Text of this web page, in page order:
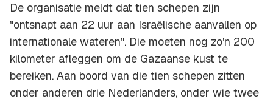
De organisatie meldt dat tien schepen zijn
"ontsnapt aan 22 uur aan Israëlische aanvallen op
internationale wateren". Die moeten nog zo'n 200
kilometer afleggen om de Gazaanse kust te
bereiken. Aan boord van die tien schepen zitten
onder anderen drie Nederlanders, onder wie twee